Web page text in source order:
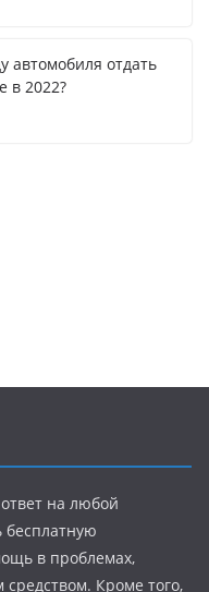
автомобиля отдать
в 2022?
на любой
бесплатную
в проблемах,
Кроме того,